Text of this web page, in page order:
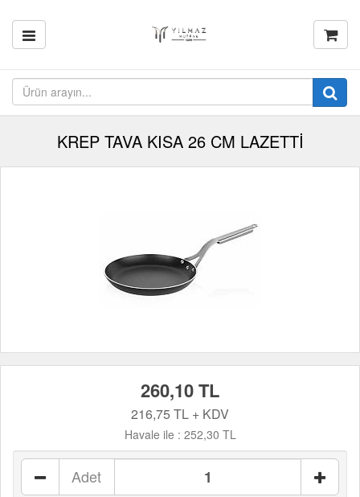
KREP TAVA KISA 26 CM LAZETTİ
260,10 TL
216,75 TL + KDV
Havale ile : 252,30 TL
Adet